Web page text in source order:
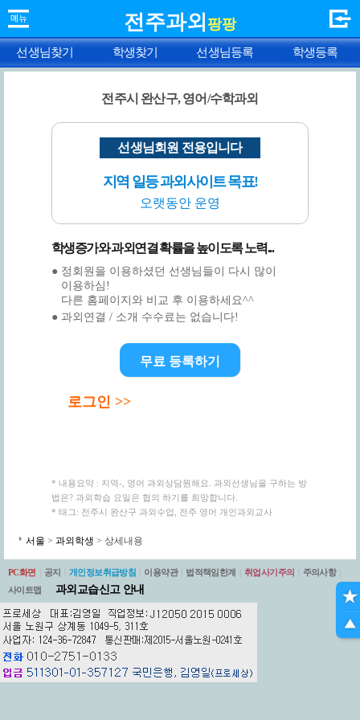
전주과외 팡팡
선생님찾기 학생찾기 선생님등록 학생등록
전주시 완산구, 영어/수학과외
선생님회원 전용입니다
지역 일등 과외사이트 목표!
오랫동안 운영
학생증가와 과외연결 확률을 높이도록 노력...
● 정회원을 이용하셨던 선생님들이 다시 많이
이용하심!
다른 홈페이지와 비교 후 이용하세요^^
● 과외연결 / 소개 수수료는 없습니다!
무료 등록하기
로그인 >>
* 내용요약 : 지역-, 영어 과외상담원해요. 과외선생님을 구하는 방
법은? 과외학습 요일은 협의 하기를 희망합니다.
* 태그: 전주시 완산구 과외수업, 전주 영어 개인과외교사
서울 > 과외학생 > 상세내용
PC화면 공지 개인정보취급방침 이용약관 법적책임한계 취업사기주의 주의사항
사이트맵
과외교습신고 안내